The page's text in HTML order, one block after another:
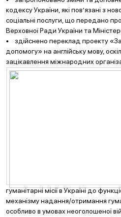
кодексу України, які пов’язані з
соціальні послуги, що передано
Верховної Ради України та
• здійснено переклад проекту
допомогу» на англійську мову,
зацікавлення міжнародних
гуманітарні місії в Україні до
механізму надання/отримання
особливо в умовах неоголошеної